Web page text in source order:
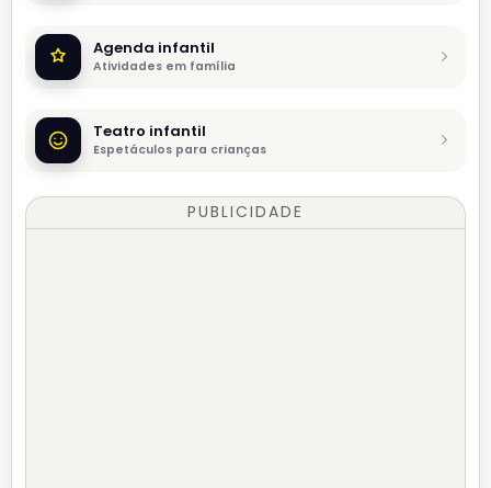
Agenda infantil
Atividades em família
Teatro infantil
Espetáculos para crianças
PUBLICIDADE